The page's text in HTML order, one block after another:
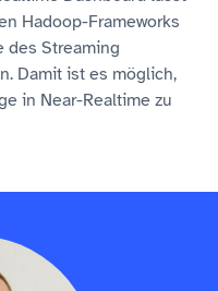
Hadoop-Frameworks
des Streaming
Damit ist es möglich,
in Near-Realtime zu